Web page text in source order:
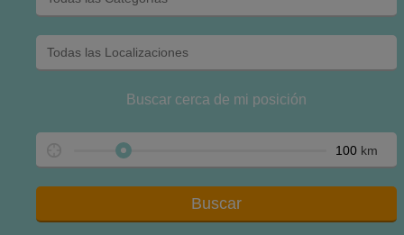
Buscar cerca de mi posición
km